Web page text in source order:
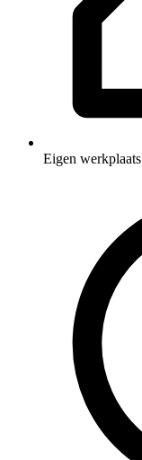
Eigen werkplaats